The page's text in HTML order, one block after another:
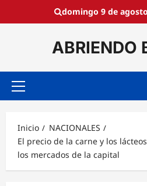
domingo 9 de
ABRIENDO
Menú
Inicio
NACIONALES
El precio de la carne y los
los mercados de la capital